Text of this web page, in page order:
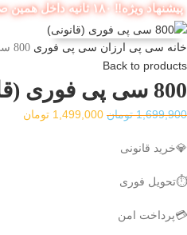
پیشنهاد ویژه‼️ ۱۸۰ ثانیه داخل همین صفحه بمون و کد تخفیف ویژه بگیر!
خانه سی پی ارزان سی پی فوری 800 سی پی فوری (قانونی)
Back to products
800 سی پی فوری (قانونی)
1,699,900 تومان قیمت
1,499,000 تومان
💎خرید قانونی
⏱️تحویل فوری
💳پرداخت امن